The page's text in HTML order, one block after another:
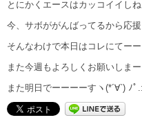
とにかくエースはカッコイイし
今、サボががんばってるから応
そんなわけで本日はコレにてー
また今週もよろしくお願いしま
また明日でーーーーすヽ(*´∀`) ﾉﾟ